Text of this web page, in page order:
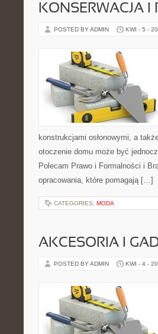
KONSERWACJA I
POSTED BY ADMIN KWI - 5 -
konstrukcjami osłonowymi, a
otoczenie domu może być
Polecam Prawo i Formalności i
opracowania, które pomagają […]
CATEGORIES: MODA
AKCESORIA I
POSTED BY ADMIN KWI - 4 -